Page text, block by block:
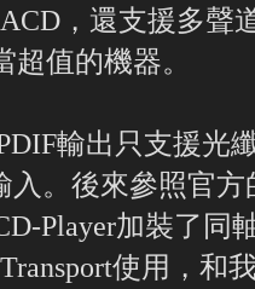
，還支援多聲
值的機器。
輸出只支援光
。後來參照官方
Player加裝了同
使用，和